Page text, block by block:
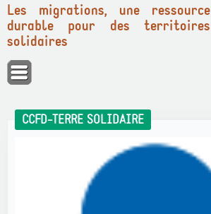
Panneau de gestion des cookies
Les migrations, une ressource
durable pour des territoires
solidaires
CCFD-TERRE SOLIDAIRE